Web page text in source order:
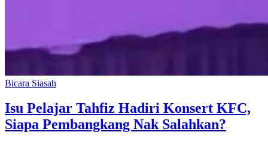
Bicara Siasah
Isu Pelajar Tahfiz Hadiri Konsert KFC,
Siapa Pembangkang Nak Salahkan?